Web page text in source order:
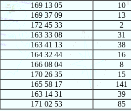
169 13 05
10
169 37 09
13
172 45 33
2
163 33 08
31
163 41 13
38
164 32 44
16
166 08 04
8
170 26 35
15
165 58 17
141
163 14 31
39
171 02 53 85